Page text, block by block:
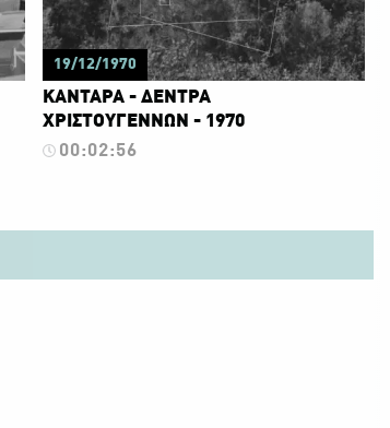
19/12/1970
ΚΑΝΤΑΡΑ - ΔΕΝΤΡΑ
ΧΡΙΣΤΟΥΓΕΝΝΩΝ - 1970
00:02:56